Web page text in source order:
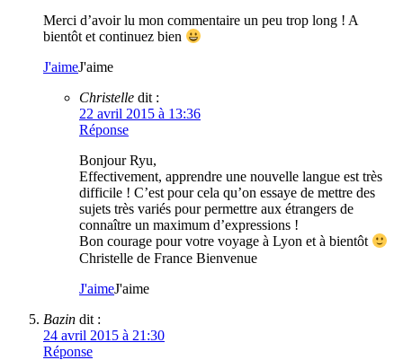
Merci d’avoir lu mon commentaire un peu trop long ! A
bientôt et continuez bien
J'aimeJ'aime
Christelle dit :
22 avril 2015 à 13:36
Réponse
Bonjour Ryu,
Effectivement, apprendre une nouvelle langue est très
difficile ! C’est pour cela qu’on essaye de mettre des
sujets très variés pour permettre aux étrangers de
connaître un maximum d’expressions !
Bon courage pour votre voyage à Lyon et à bientôt
Christelle de France Bienvenue
J'aimeJ'aime
Bazin dit :
24 avril 2015 à 21:30
Réponse